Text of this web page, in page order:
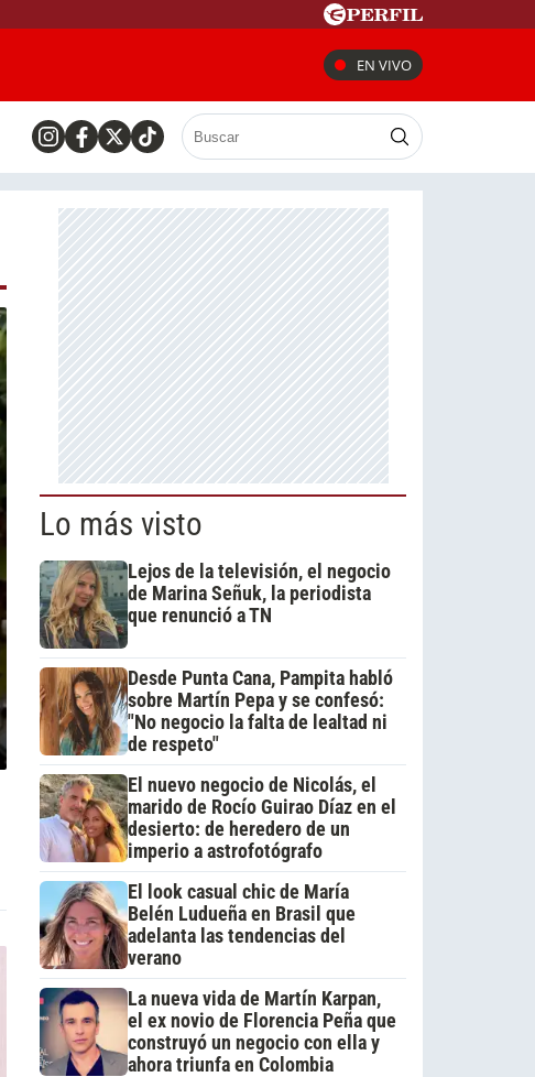
EN VIVO
Lo más visto
Lejos de la televisión, el negocio
de Marina Señuk, la periodista
que renunció a TN
Desde Punta Cana, Pampita habló
sobre Martín Pepa y se confesó:
"No negocio la falta de lealtad ni
de respeto"
El nuevo negocio de Nicolás, el
marido de Rocío Guirao Díaz en el
desierto: de heredero de un
imperio a astrofotógrafo
El look casual chic de María
Belén Ludueña en Brasil que
adelanta las tendencias del
verano
La nueva vida de Martín Karpan,
el ex novio de Florencia Peña que
construyó un negocio con ella y
ahora triunfa en Colombia